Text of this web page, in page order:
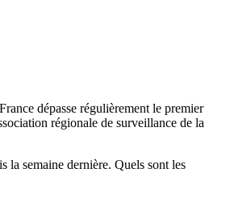
dépasse régulièrement le premier
régionale de surveillance de la
la semaine dernière. Quels sont les